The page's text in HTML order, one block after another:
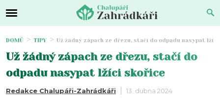
DOMŮ TIPY Už žádný zápach ze dřezu, stačí do odpadu nasypat
Už žádný zápach ze dřezu, stačí do
odpadu nasypat lžíci skořice
Redakce Chalupáři-Zahrádkáři 13. dubna 2024